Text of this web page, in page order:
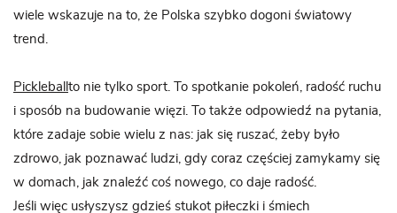
wiele wskazuje na to, że Polska szybko dogoni światowy
trend.
Pickleball to nie tylko sport. To spotkanie pokoleń, radość ruchu
i sposób na budowanie więzi. To także odpowiedź na pytania,
które zadaje sobie wielu z nas: jak się ruszać, żeby było
zdrowo, jak poznawać ludzi, gdy coraz częściej zamykamy się
w domach, jak znaleźć coś nowego, co daje radość.
Jeśli więc usłyszysz gdzieś stukot piłeczki i śmiech